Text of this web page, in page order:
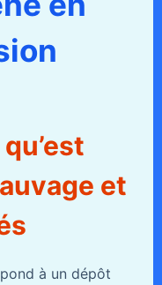
et
à un dépôt